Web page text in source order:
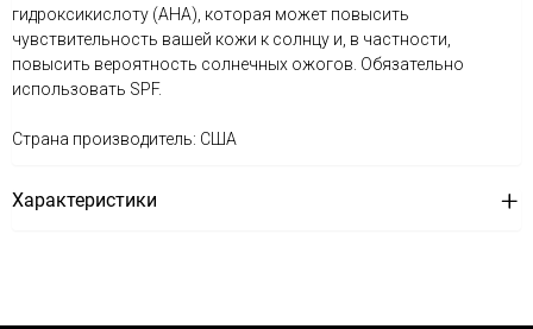
гидроксикислоту (AHA), которая может повысить
чувствительность вашей кожи к солнцу и, в частности,
повысить вероятность солнечных ожогов. Обязательно
использовать SPF.
Страна производитель: США
Характеристики